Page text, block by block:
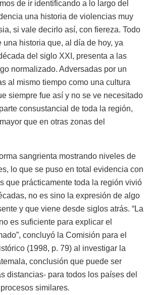
de ir identificando a lo largo del
una historia de violencias muy
si vale decirlo así, con fiereza. Todo
una historia que, al día de hoy, ya
del siglo XXI, presenta a las
normalizado. Adversadas por un
al mismo tiempo como una cultura
siempre fue así y no se ve necesitado
consustancial de toda la región,
que en otras zonas del
sangrienta mostrando niveles de
lo que se puso en total evidencia con
que prácticamente toda la región vivió
no es sino la expresión de algo
y que viene desde siglos atrás. “La
es suficiente para explicar el
concluyó la Comisión para el
(1998, p. 79) al investigar la
conclusión que puede ser
distancias- para todos los países del
similares.